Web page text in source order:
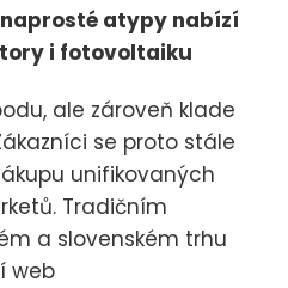
atypy nabízí
i fotovoltaiku
ale zároveň klade
se proto stále
unifikovaných
Tradičním
a slovenském trhu
web